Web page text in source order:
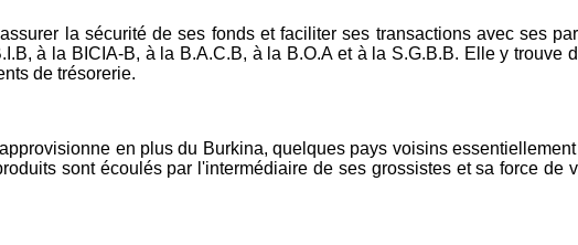
la sécurité de ses fonds et faciliter ses transactions avec ses
à la BICIA-B, à la B.A.C.B, à la B.O.A et à la S.G.B.B. Elle y trouve
de trésorerie.
en plus du Burkina, quelques pays voisins
sont écoulés par l'intermédiaire de ses grossistes et sa force de